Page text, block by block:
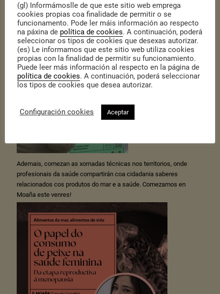
Ademais, comezan as xornadas técnicas nos territorios, onde
profesionais da saúde compartirán coa cidadania saberes
relacionados cos produtos do mar e a saúde. Comezamos en
Moaña este venres!
(gl) Informámoslle de que este sitio web emprega
cookies propias coa finalidade de permitir o se
funcionamento. Pode ler máis información ao respecto
na páxina de política de cookies. A continuación, poderá
seleccionar os tipos de cookies que desexas autorizar.
(es) Le informamos que este sitio web utiliza cookies
propias con la finalidad de permitir su funcionamiento.
Puede leer más información al respecto en la página de
política de cookies. A continuación, poderá seleccionar
los tipos de cookies que desea autorizar.
Configuración cookies Aceptar